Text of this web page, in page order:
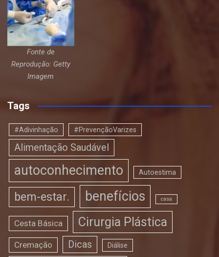
Fonte de
Reprodução: Getty
Imagem
Tags
#Adivinhação #PrevençãoVarizes
Alimentação Saudável
autoconhecimento Autoestima
bem-estar. benefícios casa
Cesta Básica Cirurgia Plástica
Cremação Dicas Diálise